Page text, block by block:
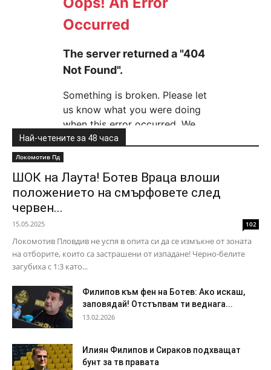
Най-четените за 48 часа
Локомотив Пд
ШОК на Лаута! Ботев Враца влоши
положението на смърфовете след
червен...
15.05.2025 102
Локомотив Пловдив не успя в опита си да се измъкне от зоната
на отборите, които са застрашени от изпадане! Черно-белите
загубиха с 1:3 като...
Филипов към фен на Ботев: Ако искаш,
заповядай! Отстъпвам ти веднага...
13.02.2026
Илиян Филипов и Сираков подхващат
бунт за тв правата